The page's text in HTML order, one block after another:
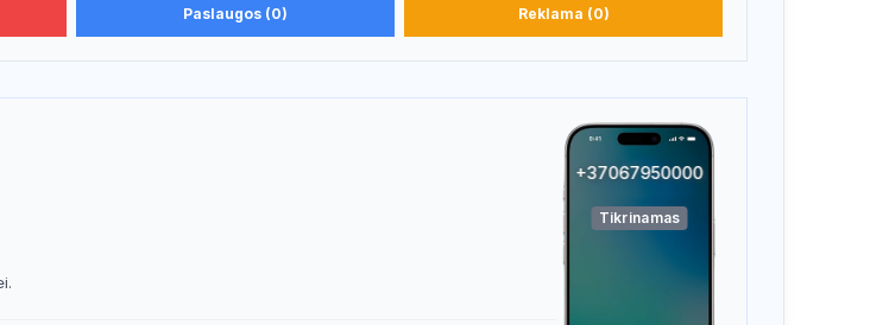
Paslaugos (0) Reklama (0)
+37067950000
Tikrinamas